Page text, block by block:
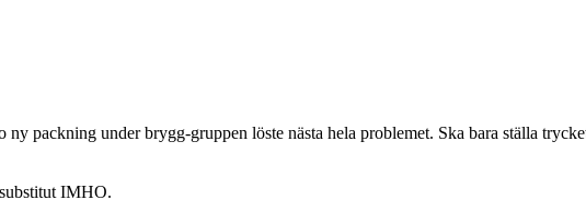
packning under brygg-gruppen löste nästa hela problemet. Ska bara ställa
IMHO.